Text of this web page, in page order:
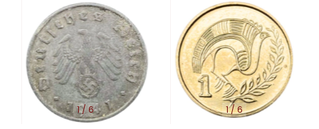
1/6 1/6